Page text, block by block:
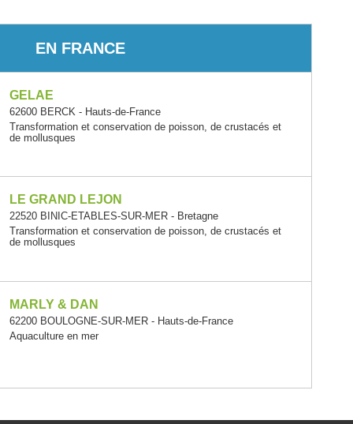
EN FRANCE
GELAE
62600 BERCK - Hauts-de-France
Transformation et conservation de poisson, de crustacés et
de mollusques
LE GRAND LEJON
22520 BINIC-ETABLES-SUR-MER - Bretagne
Transformation et conservation de poisson, de crustacés et
de mollusques
MARLY & DAN
62200 BOULOGNE-SUR-MER - Hauts-de-France
Aquaculture en mer